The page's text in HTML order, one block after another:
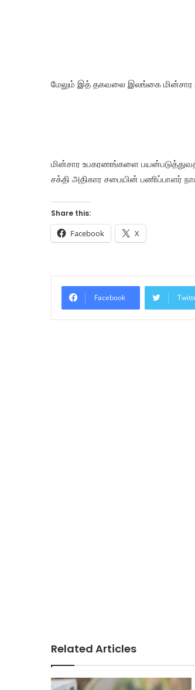
மேலும் இத் தகவலை இலங்கை மின்சார
மின்சார உபகரணங்களை
சக்தி அதிகார சபையின் பணிப்பாளர்
Share this:
Facebook X
Facebook
Related Articles